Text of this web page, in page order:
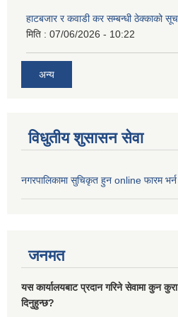
हाटबजार र कवाडी कर सम्बन्धी ठेक्काको
मिति : 07/06/2026 - 10:22
अन्य
विधुतीय शुसासन सेवा
नगरपालिकामा सुचिकृत हुन online फारम भर्न
जनमत
यस कार्यालयबाट प्रदान गरिने सेवामा कुन
दिनुहुन्छ?